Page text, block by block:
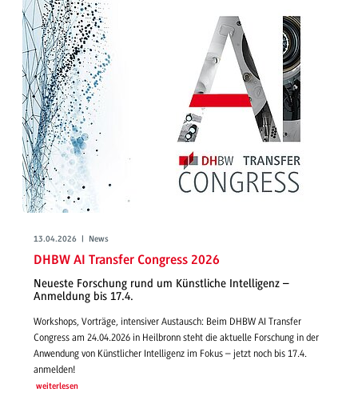
13.04.2026 | News
DHBW AI Transfer Congress 2026
Neueste Forschung rund um Künstliche Intelligenz –
Anmeldung bis 17.4.
Workshops, Vorträge, intensiver Austausch: Beim DHBW AI Transfer
Congress am 24.04.2026 in Heilbronn steht die aktuelle Forschung in der
Anwendung von Künstlicher Intelligenz im Fokus – jetzt noch bis 17.4.
anmelden!
weiterlesen